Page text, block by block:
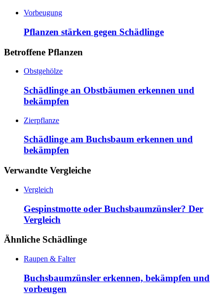
Vorbeugung
Pflanzen stärken gegen Schädlinge
Betroffene Pflanzen
Obstgehölze
Schädlinge an Obstbäumen erkennen und
bekämpfen
Zierpflanze
Schädlinge am Buchsbaum erkennen und
bekämpfen
Verwandte Vergleiche
Vergleich
Gespinstmotte oder Buchsbaumzünsler? Der
Vergleich
Ähnliche Schädlinge
Raupen & Falter
Buchsbaumzünsler erkennen, bekämpfen und
vorbeugen